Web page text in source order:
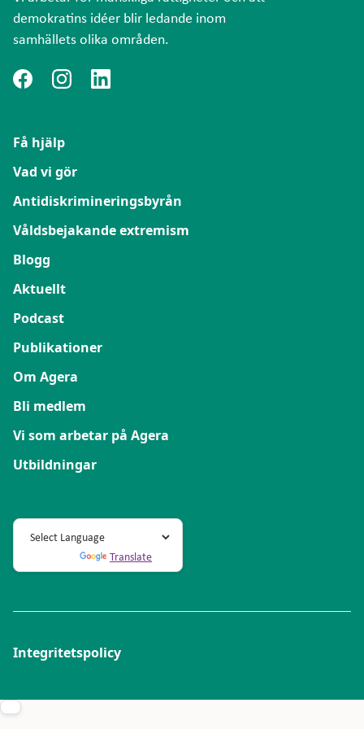
nå en överenskommelse kan byrån hjälpa till med
en anmälan till annan myndighet som till exempel
Diskrimineringsombudsmannen eller
Skolinspektionen eller ta hjälp av rättsliga medel.
överenskommelse att genomföra förbättringar på
stället, ett medgivande eller
nå en överenskommelse kan byrån hjälpa till med
Skolinspektionen eller ta hjälp av rättsliga medel.
demokratins idéer blir ledande inom
samhällets olika områden.
Få hjälp
Vad vi gör
Antidiskrimineringsbyrån
Våldsbejakande extremism
Blogg
Aktuellt
Podcast
Publikationer
Om Agera
Bli medlem
Vi som arbetar på Agera
Utbildningar
Translate
Integritetspolicy